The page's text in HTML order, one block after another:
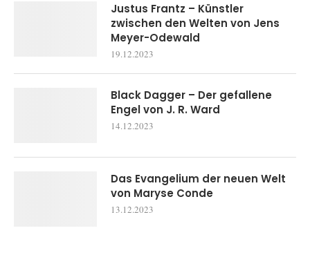
Justus Frantz – Künstler
zwischen den Welten von Jens
Meyer-Odewald
19.12.2023
Black Dagger – Der gefallene
Engel von J. R. Ward
14.12.2023
Das Evangelium der neuen Welt
von Maryse Conde
13.12.2023